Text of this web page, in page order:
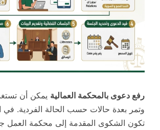
رفع دعوى بالمحكمة العمالية يمكن أن
وتمر بعدة حالات حسب الحالة الفردية. في
تكون الشكوى المقدمة إلى محكمة العمل